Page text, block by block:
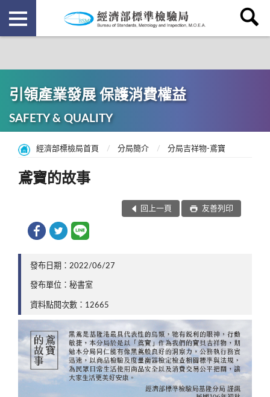
引領產業發展 保護消費權益
SAFETY & QUALITY
經濟部標檢局首頁 分局簡介 分局吉祥物-鳶寶
鳶寶的故事
回上一頁 友善列印
發布日期：2022/06/27
發布單位：秘書室
資料點閱次數：12665